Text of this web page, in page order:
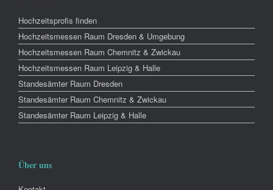
Hochzeitsprofis finden
Hochzeitsmessen Raum Dresden & Umgebung
Hochzeitsmessen Raum Chemnitz & Zwickau
Hochzeitsmessen Raum Leipzig & Halle
Standesämter Raum Dresden
Standesämter Raum Chemnitz & Zwickau
Standesämter Raum Leipzig & Halle
Über uns